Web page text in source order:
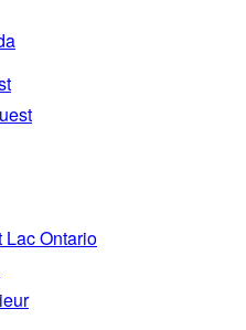
Lac Ontario